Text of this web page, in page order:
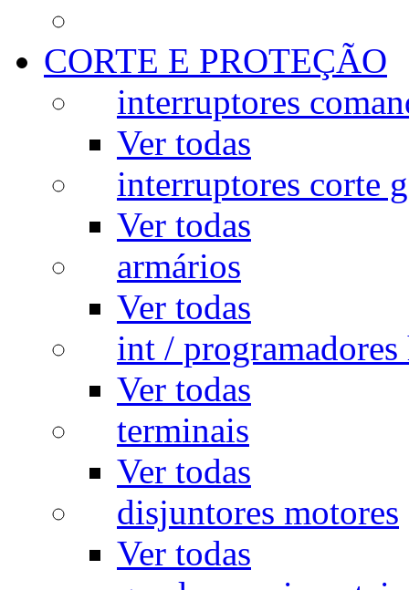
CORTE E PROTEÇÃO
interruptores
Ver todas
interruptores corte
Ver todas
armários
Ver todas
int / programadores
Ver todas
terminais
Ver todas
disjuntores motores
Ver todas